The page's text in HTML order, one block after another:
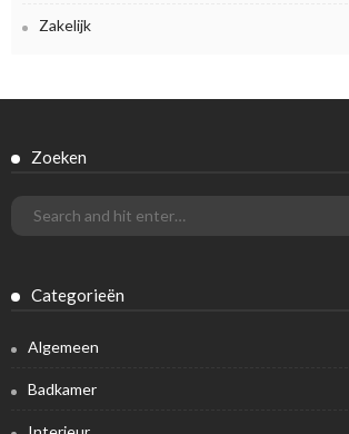
Zakelijk
Zoeken
Categorieën
Algemeen
Badkamer